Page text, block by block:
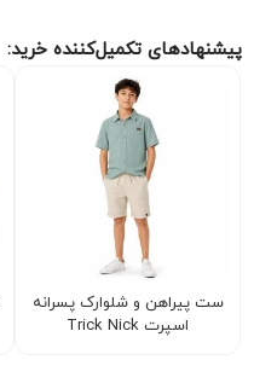
پیشنهادهای تکمیل‌کننده خرید:
ست پیراهن و شلوارک پسرانه
اسپرت Trick Nick